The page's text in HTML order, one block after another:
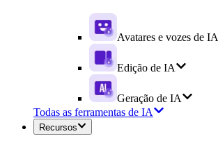
Avatares e vozes de IA
Edição de IA
Geração de IA
Todas as ferramentas de IA
Recursos